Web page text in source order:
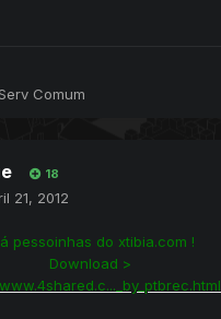
Comum
18
21, 2012
pessoinhas do xtibia.com !
Download >